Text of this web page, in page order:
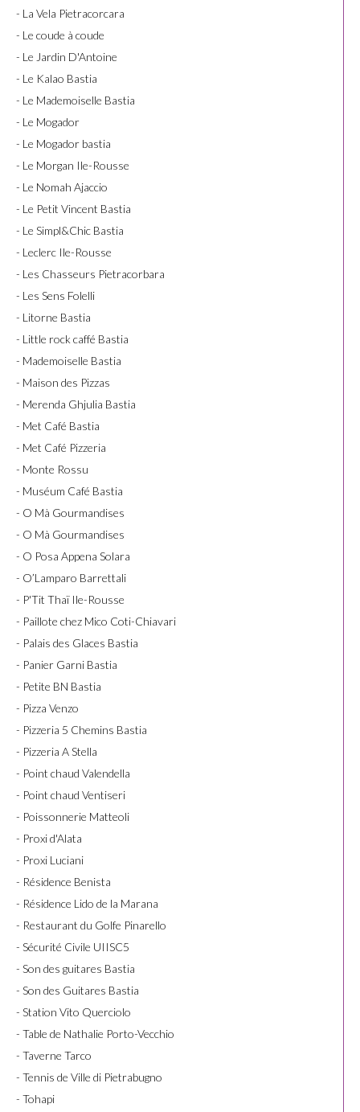
- La Vela Pietracorcara
- Le coude à coude
- Le Jardin D'Antoine
- Le Kalao Bastia
- Le Mademoiselle Bastia
- Le Mogador
- Le Mogador bastia
- Le Morgan Ile-Rousse
- Le Nomah Ajaccio
- Le Petit Vincent Bastia
- Le Simpl&Chic Bastia
- Leclerc Ile-Rousse
- Les Chasseurs Pietracorbara
- Les Sens Folelli
- Litorne Bastia
- Little rock caffé Bastia
- Mademoiselle Bastia
- Maison des Pizzas
- Merenda Ghjulia Bastia
- Met Café Bastia
- Met Café Pizzeria
- Monte Rossu
- Muséum Café Bastia
- O Mà Gourmandises
- O Mà Gourmandises
- O Posa Appena Solara
- O’Lamparo Barrettali
- P'Tit Thaï Ile-Rousse
- Paillote chez Mico Coti-Chiavari
- Palais des Glaces Bastia
- Panier Garni Bastia
- Petite BN Bastia
- Pizza Venzo
- Pizzeria 5 Chemins Bastia
- Pizzeria A Stella
- Point chaud Valendella
- Point chaud Ventiseri
- Poissonnerie Matteoli
- Proxi d'Alata
- Proxi Luciani
- Résidence Benista
- Résidence Lido de la Marana
- Restaurant du Golfe Pinarello
- Sécurité Civile UIISC5
- Son des guitares Bastia
- Son des Guitares Bastia
- Station Vito Querciolo
- Table de Nathalie Porto-Vecchio
- Taverne Tarco
- Tennis de Ville di Pietrabugno
- Tohapi